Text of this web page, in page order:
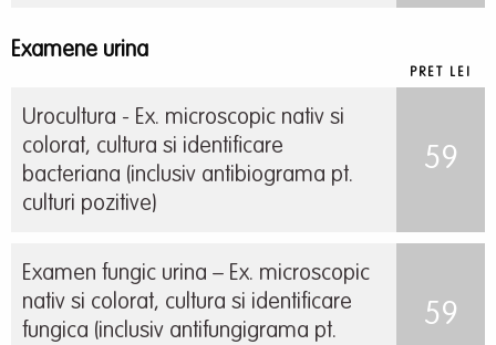
Examene urina
PRET LEI
Urocultura - Ex. microscopic nativ si
colorat, cultura si identificare
bacteriana (inclusiv antibiograma pt.
culturi pozitive)
59
Examen fungic urina – Ex. microscopic
nativ si colorat, cultura si identificare
fungica (inclusiv antifungigrama pt.
59